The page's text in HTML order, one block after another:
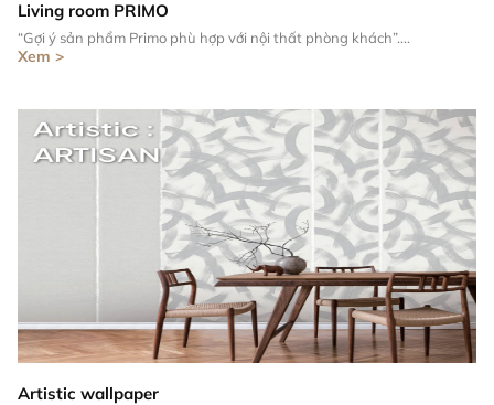
Living room PRIMO
“Gợi ý sản phẩm Primo phù hợp với nội thất phòng khách”....
Xem >
Artistic wallpaper